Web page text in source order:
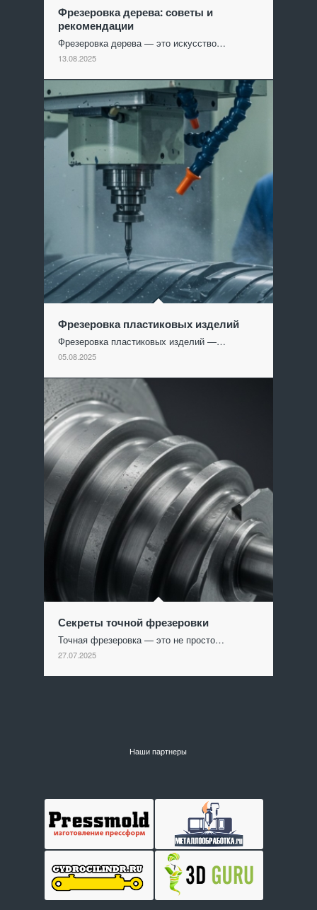
Фрезеровка дерева: советы и
рекомендации
Фрезеровка дерева — это искусство…
13.08.2025
Фрезеровка пластиковых изделий
Фрезеровка пластиковых изделий —…
05.08.2025
Секреты точной фрезеровки
Точная фрезеровка — это не просто…
27.07.2025
Наши партнеры